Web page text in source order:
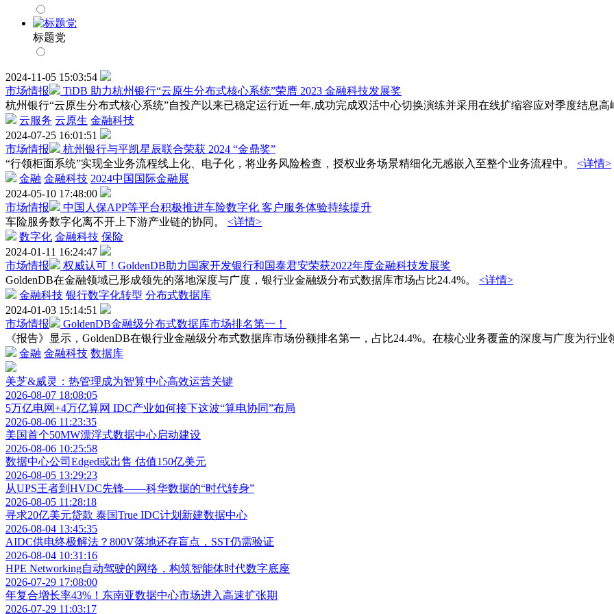
标题党
2024-11-05 15:03:54
市场情报
TiDB 助力杭州银行“云原生分布式核心系统”荣膺 2023 金融科技发展奖
杭州银行“云原生分布式核心系统”自投产以来已稳定运行近一年,成功完成双活中心切换演练并采用在线扩缩容应对季度结息高
云服务 云原生 金融科技
2024-07-25 16:01:51
市场情报
杭州银行与平凯星辰联合荣获 2024 “金鼎奖”
“行领柜面系统”实现全业务流程线上化、电子化，将业务风险检查，授权业务场景精细化无感嵌入至整个业务流程中。
<详情>
金融 金融科技 2024中国国际金融展
2024-05-10 17:48:00
市场情报
中国人保APP等平台积极推进车险数字化 客户服务体验持续提升
车险服务数字化离不开上下游产业链的协同。
<详情>
数字化 金融科技 保险
2024-01-11 16:24:47
市场情报
权威认可！GoldenDB助力国家开发银行和国泰君安荣获2022年度金融科技发展奖
GoldenDB在金融领域已形成领先的落地深度与广度，银行业金融级分布式数据库市场占比24.4%。
<详情>
金融科技 银行数字化转型 分布式数据库
2024-01-03 15:14:51
市场情报
GoldenDB金融级分布式数据库市场排名第一！
《报告》显示，GoldenDB在银行业金融级分布式数据库市场份额排名第一，占比24.4%。在核心业务覆盖的深度与广度为行业
金融 金融科技 数据库
美芝&威灵：热管理成为智算中心高效运营关键
2026-08-07 18:08:05
5万亿电网+4万亿算网 IDC产业如何接下这波“算电协同”布局
2026-08-06 11:23:35
美国首个50MW漂浮式数据中心启动建设
2026-08-06 10:25:58
数据中心公司Edged或出售 估值150亿美元
2026-08-05 13:29:23
从UPS王者到HVDC先锋——科华数据的“时代转身”
2026-08-05 11:28:18
寻求20亿美元贷款 泰国True IDC计划新建数据中心
2026-08-04 13:45:35
AIDC供电终极解法？800V落地还存盲点，SST仍需验证
2026-08-04 10:31:16
HPE Networking自动驾驶的网络，构筑智能体时代数字底座
2026-07-29 17:08:00
年复合增长率43%！东南亚数据中心市场进入高速扩张期
2026-07-29 11:03:17